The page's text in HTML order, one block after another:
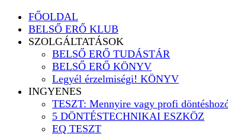
FŐOLDAL
BELSŐ ERŐ KLUB
SZOLGÁLTATÁSOK
BELSŐ ERŐ TUDÁSTÁR
BELSŐ ERŐ KÖNYV
Legyél érzelmiségi! KÖNYV
INGYENES
TESZT: Mennyire vagy profi
5 DÖNTÉSTECHNIKAI ESZKÖZ
EQ TESZT